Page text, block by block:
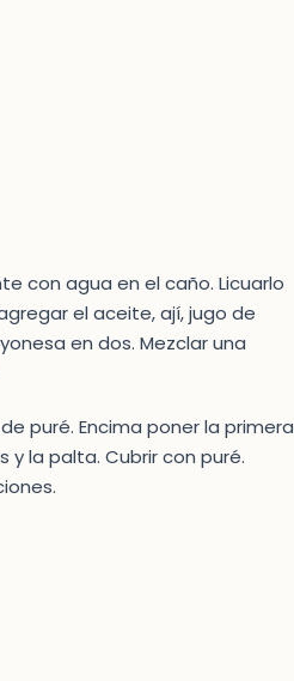
con agua en el caño. Licuarlo
el aceite, ají, jugo de
en dos. Mezclar una
puré. Encima poner la primera
y la palta. Cubrir con puré.